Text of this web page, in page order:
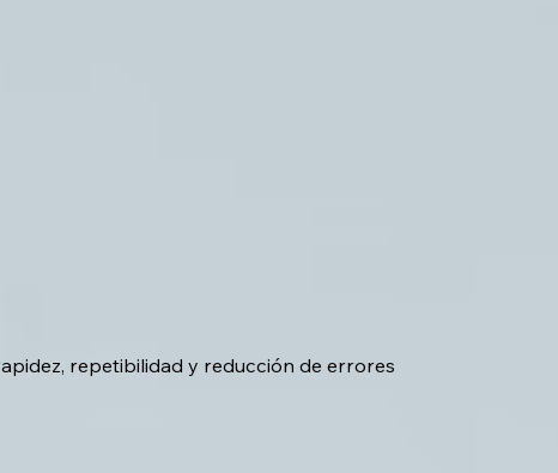
repetibilidad y reducción de errores